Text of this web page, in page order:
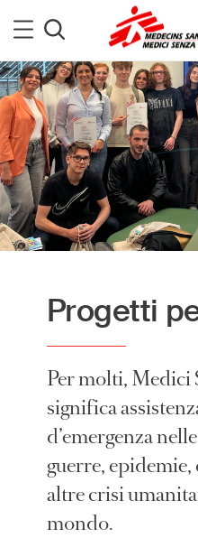
Menu
Progetti
Per molti, Medici
significa
d’emergenza
guerre,
altre crisi
mondo.
medical aid where it
Independent. Neutral.
International (English)
Argentina (Español)
Australia